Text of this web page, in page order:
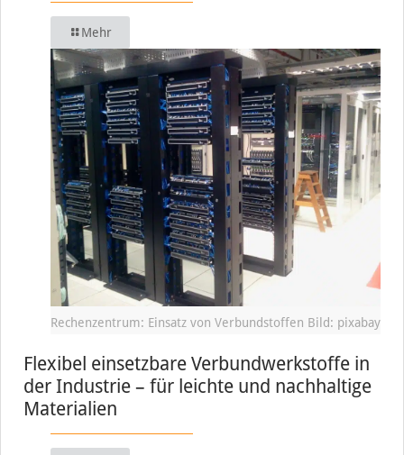
Mehr
Rechenzentrum: Einsatz von Verbundstoffen Bild: pixabay
Flexibel einsetzbare Verbundwerkstoffe in
der Industrie – für leichte und nachhaltige
Materialien